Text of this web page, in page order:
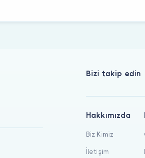
Bizi takip edin
Hakkımızda
Biz Kimiz
İletişim